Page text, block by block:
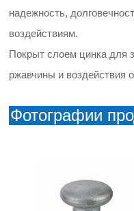
надежность,
воздействиям.
Покрыт слоем цинка для
ржавчины и воздействия
Фотографии